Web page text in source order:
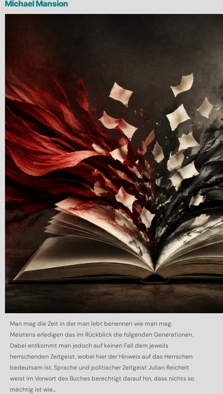
Michael Mansion
Man mag die Zeit in der man lebt benennen wie man mag.
Meistens erledigen das im Rückblick die folgenden Generationen.
Dabei entkommt man jedoch auf keinen Fall dem jeweils
herrschenden Zeitgeist, wobei hier der Hinweis auf das Herrschen
bedeutsam ist. Sprache und politischer Zeitgeist Julian Reichelt
weist im Vorwort des Buches berechtigt darauf hin, dass nichts so
mächtig ist wie...